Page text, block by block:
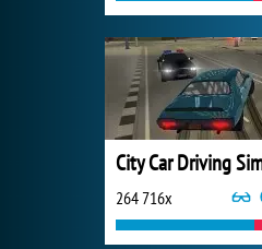
264 716x